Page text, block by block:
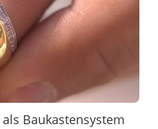
Baukastensystem